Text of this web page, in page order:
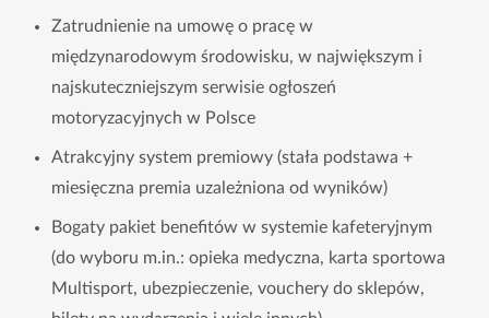
Zatrudnienie na umowę o pracę w
międzynarodowym środowisku, w największym i
najskuteczniejszym serwisie ogłoszeń
motoryzacyjnych w Polsce
Atrakcyjny system premiowy (stała podstawa +
miesięczna premia uzależniona od wyników)
Bogaty pakiet benefitów w systemie kafeteryjnym
(do wyboru m.in.: opieka medyczna, karta sportowa
Multisport, ubezpieczenie, vouchery do sklepów,